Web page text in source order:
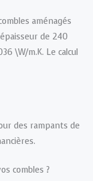
aménagés
de 240
\W/m.K. Le calcul
des rampants de
combles ?